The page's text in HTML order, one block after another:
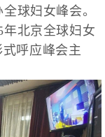
球妇女峰会。
年北京全球妇女
呼应峰会主